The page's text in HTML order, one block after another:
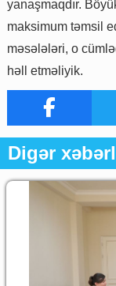
yanaşmaqdır.
maksimum təmsil
məsələləri, o
həll etməliyik.
Digər